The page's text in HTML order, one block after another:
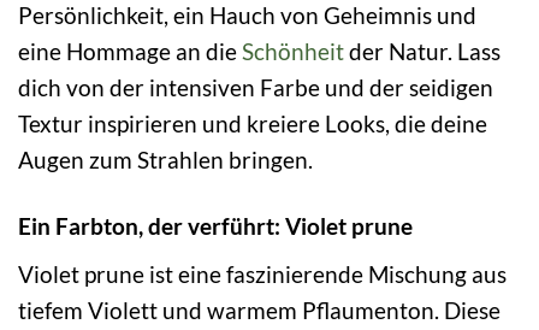
Persönlichkeit, ein Hauch von Geheimnis und
eine Hommage an dieSchönheitder Natur. Lass
dich von der intensiven Farbe und der seidigen
Textur inspirieren und kreiere Looks, die deine
Augen zum Strahlen bringen.
Ein Farbton, der verführt: Violet prune
Violet prune ist eine faszinierende Mischung aus
tiefem Violett und warmem Pflaumenton. Diese